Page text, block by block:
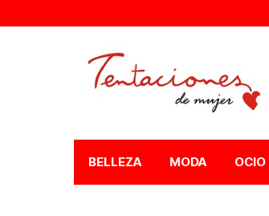
BELLEZA MODA OCIO